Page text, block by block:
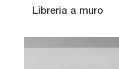
Libreria a muro